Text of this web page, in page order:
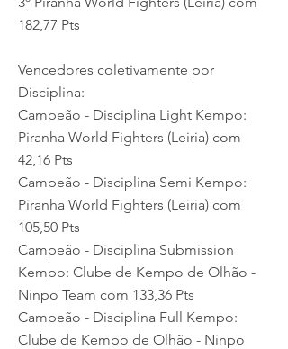
182,77 Pts
Vencedores coletivamente por
Disciplina:
Campeão - Disciplina Light Kempo:
Piranha World Fighters (Leiria) com
42,16 Pts
Campeão - Disciplina Semi Kempo:
Piranha World Fighters (Leiria) com
105,50 Pts
Campeão - Disciplina Submission
Kempo: Clube de Kempo de Olhão -
Ninpo Team com 133,36 Pts
Campeão - Disciplina Full Kempo:
Clube de Kempo de Olhão - Ninpo